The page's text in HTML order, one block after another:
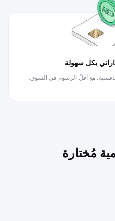
بكل سهولة
مع أقلّ الرسوم في السوق.
مُختارة